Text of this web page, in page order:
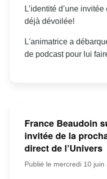
L’identité d’une
déjà dévoilée!
L'animatrice a
de podcast pour lui
France Beaudoin
invitée de la
direct de l’Univers
Publié le mercredi 10 juin